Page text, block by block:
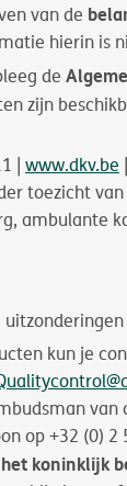
van de
hierin is
de
zijn
| www.dkv.be
toezicht
ambulante
kun je
van
op +32 (0)
koninklijk